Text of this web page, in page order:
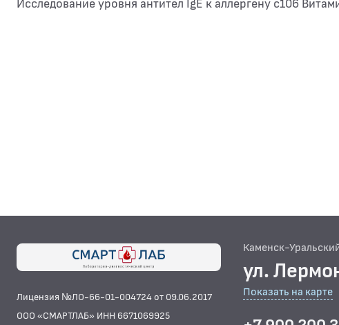
Исследование уровня антител IgE к аллергену c106
Лицензия №ЛО-66-01-004724 от 09.06.2017
ООО «СМАРТЛАБ» ИНН 6671069925
Каменск-
ул.
Показать на карте